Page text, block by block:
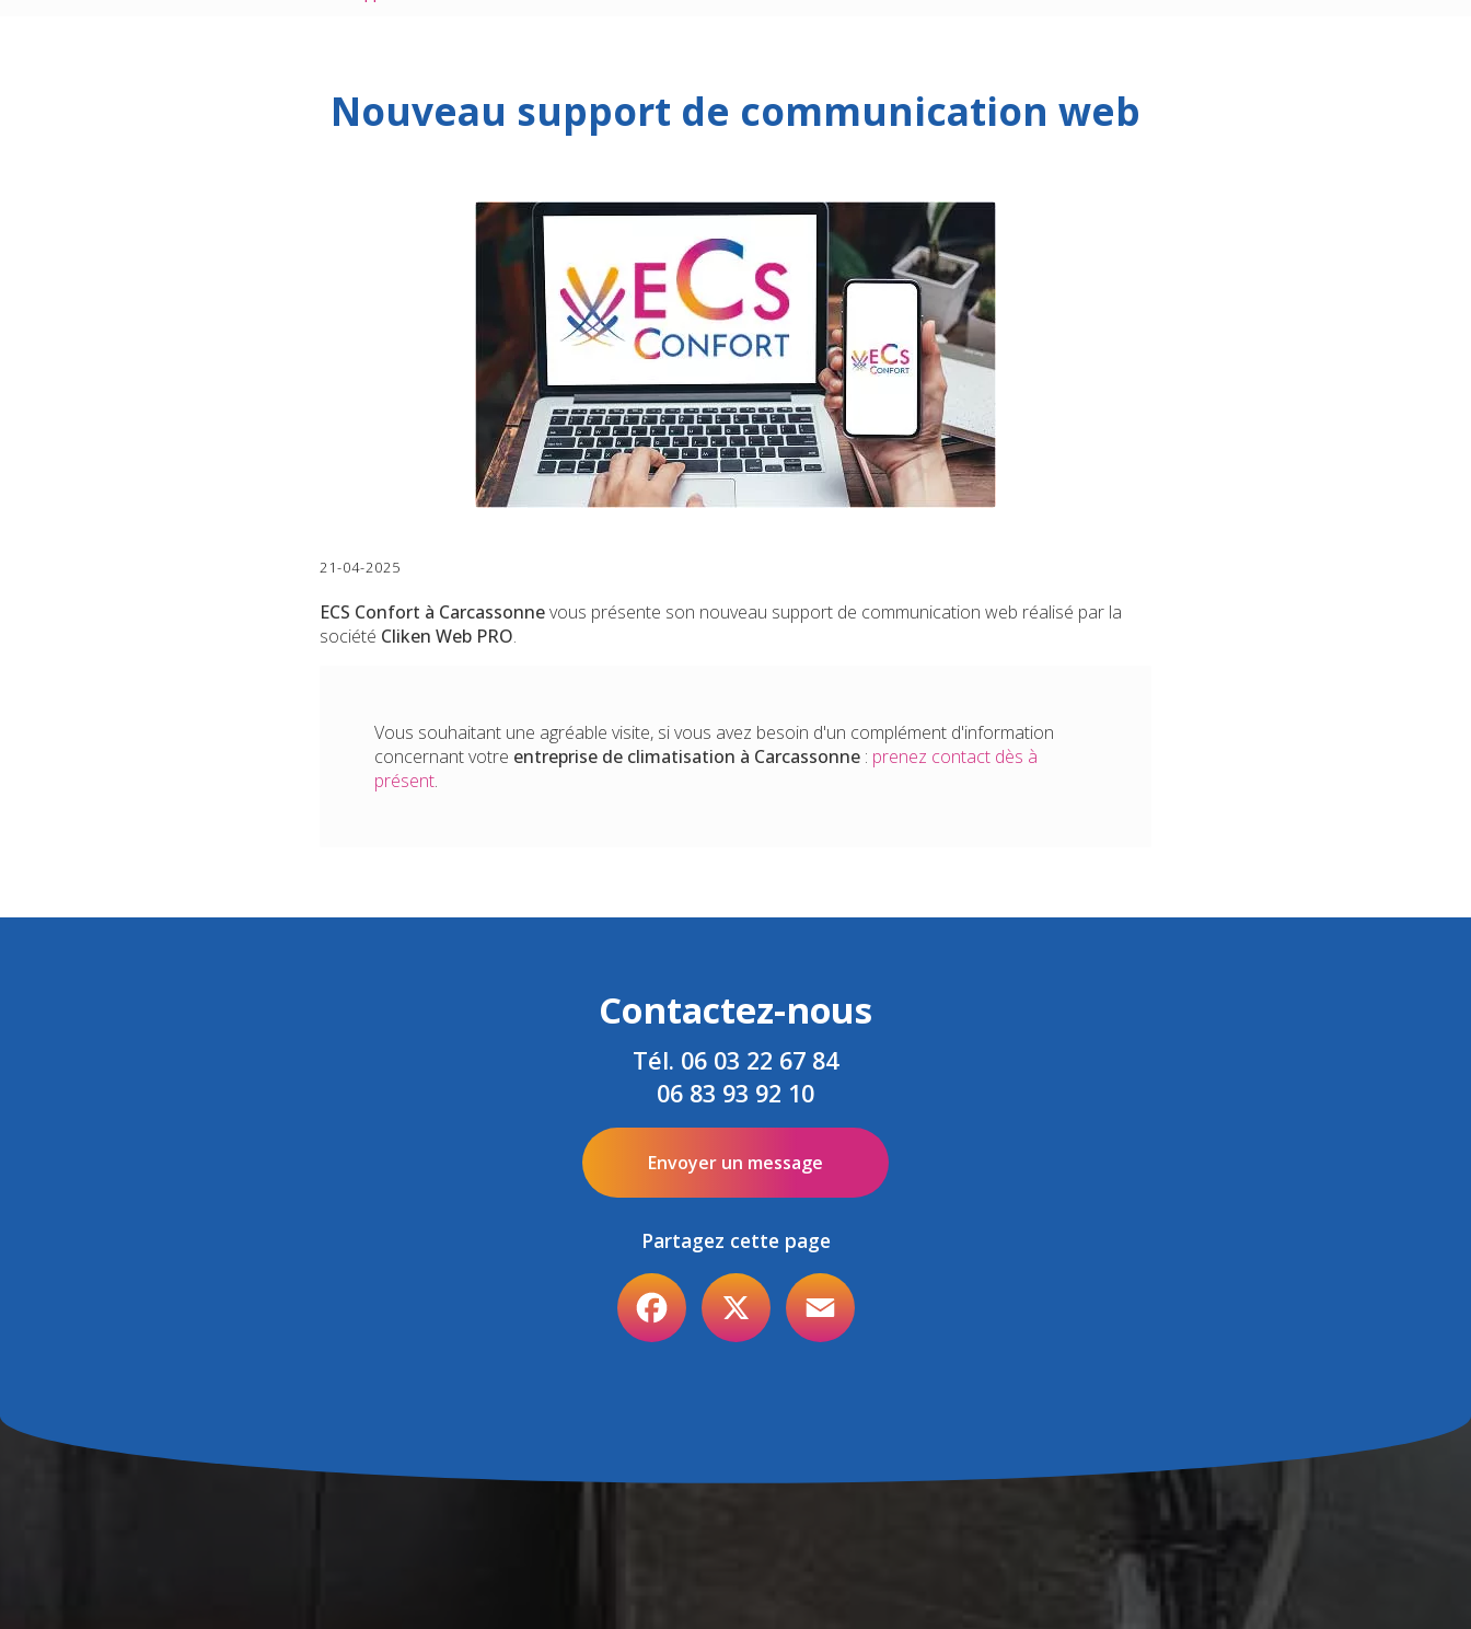
Nouveau support de communication web
21-04-2025
ECS Confort à Carcassonnevous présente son nouveau support de communication web réalisé par la
société Cliken Web PRO.
Vous souhaitant une agréable visite, si vous avez besoin d'un complément d'information
concernant votre entreprise de climatisation à Carcassonne : prenez contact dès à
présent.
Contactez-nous
Tél. 06 03 22 67 84
06 83 93 92 10
Envoyer un message
Partagez cette page
Facebook